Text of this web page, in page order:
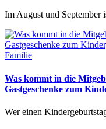
Im August und September
Familie
Was kommt in die
Gastgeschenke zum
Wer einen